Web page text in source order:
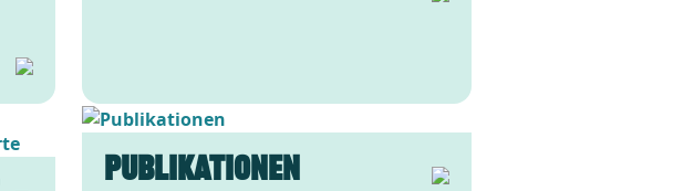
Bild
Publikationen